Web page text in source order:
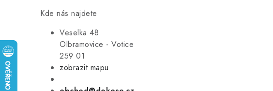
Kde nás najdete
Veselka 48
Olbramovice - Votice
259 01
zobrazit mapu